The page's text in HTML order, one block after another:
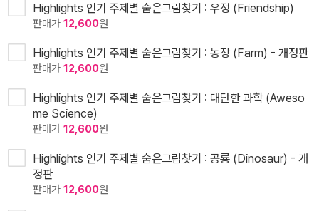
Highlights 인기 주제별 숨은그림찾기 : 우정 (Friendship)
판매가 12,600원
Highlights 인기 주제별 숨은그림찾기 : 농장 (Farm) - 개정판
판매가 12,600원
Highlights 인기 주제별 숨은그림찾기 : 대단한 과학 (Aweso
me Science)
판매가 12,600원
Highlights 인기 주제별 숨은그림찾기 : 공룡 (Dinosaur) - 개
정판
판매가 12,600원